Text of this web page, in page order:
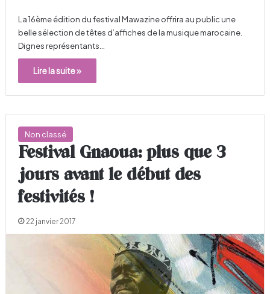
La 16ème édition du festival Mawazine offrira au public une
belle sélection de têtes d’affiches de la musique marocaine.
Dignes représentants…
Lire la suite »
Non classé
Festival Gnaoua: plus que 3
jours avant le début des
festivités !
22 janvier 2017